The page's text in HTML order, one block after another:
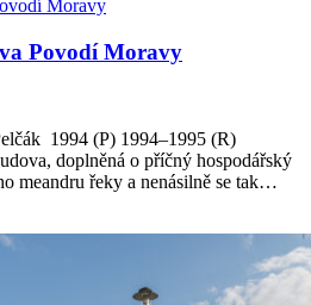
Povodí Moravy
1994 (P) 1994–1995 (R)
doplněná o příčný hospodářský
meandru řeky a nenásilně se tak…